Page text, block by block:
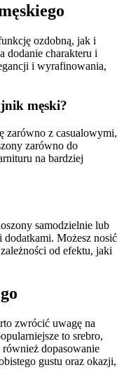
ozdobną, jak i
dodanie charakteru i
i wyrafinowania,
męski?
zarówno z casualowymi,
zarówno do
na bardziej
samodzielnie lub
Możesz nosić
od efektu, jaki
zwrócić uwagę na
to srebro,
dopasowanie
gustu oraz okazji,